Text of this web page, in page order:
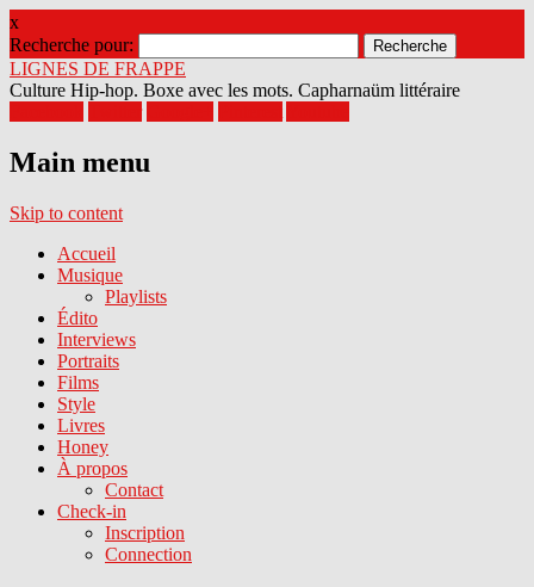
x
Recherche pour:
LIGNES DE FRAPPE
Culture Hip-hop. Boxe avec les mots. Capharnaüm littéraire
Main menu
Skip to content
Accueil
Musique
Playlists
Édito
Interviews
Portraits
Films
Style
Livres
Honey
À propos
Contact
Check-in
Inscription
Connection